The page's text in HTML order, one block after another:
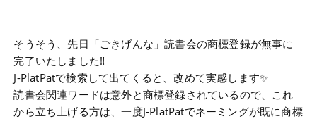
そうそう、先日「ごきげんな」読書会の商標登録が無事に
完了いたしました‼
J-PlatPatで検索して出てくると、改めて実感します✨
読書会関連ワードは意外と商標登録されているので、これ
から立ち上げる方は、一度J-PlatPatでネーミングが既に商標